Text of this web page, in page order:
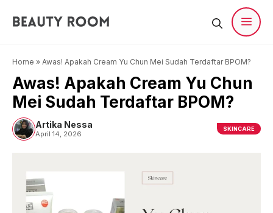
Home » Awas! Apakah Cream Yu Chun Mei Sudah Terdaftar BPOM?
Awas! Apakah Cream Yu Chun
Mei Sudah Terdaftar BPOM?
Artika Nessa
April 14, 2026
SKINCARE